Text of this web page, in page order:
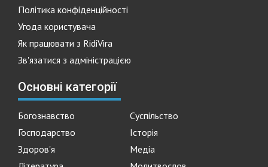
Політика конфіденційності
Угода користувача
Як працювати з RidiVira
Зв'язатися з адміністрацією
Основні категорії
Богознавство
Суспільство
Господарство
Історія
Здоров'я
Медіа